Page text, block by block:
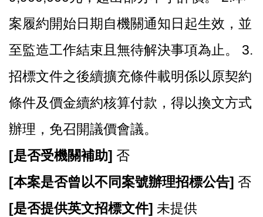
案履約開始日期自機關通知日起生效，並
至監造工作結束且無待解決事項為止。 3.
招標文件之後續擴充條件載明係以原契約
條件及價金續約核算付款，得以換文方式
辦理，免召開議價會議。
[是否受機關補助] 否
[本案是否曾以不同案號辦理招標公告] 否
[是否提供英文招標文件] 未提供